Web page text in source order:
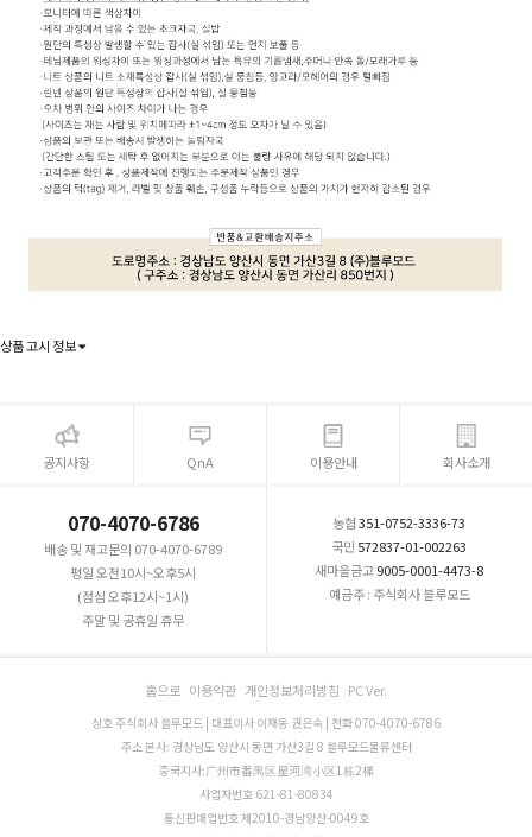
상품 고시 정보
공지사항 QnA 이용안내 회사소개
070-4070-6786
배송 및 재고문의 070-4070-6789
평일 오전10시~오후5시
(점심 오후12시~1시)
주말 및 공휴일 휴무
농협351-0752-3336-73
국민 572837-01-002263
새마을금고9005-0001-4473-8
예금주 : 주식회사 블루모드
홈으로 이용약관 개인정보처리방침 PC Ver.
상호 주식회사 블루모드 | 대표이사 이재동 권은숙 | 전화 070-4070-6786
주소 본사: 경상남도 양산시 동면 가산3길 8 블루모드물류센터
중국지사:广州市番禺区星河湾小区1栋2梯
사업자번호 621-81-80834
통신판매업번호 제2010-경남양산-0049호